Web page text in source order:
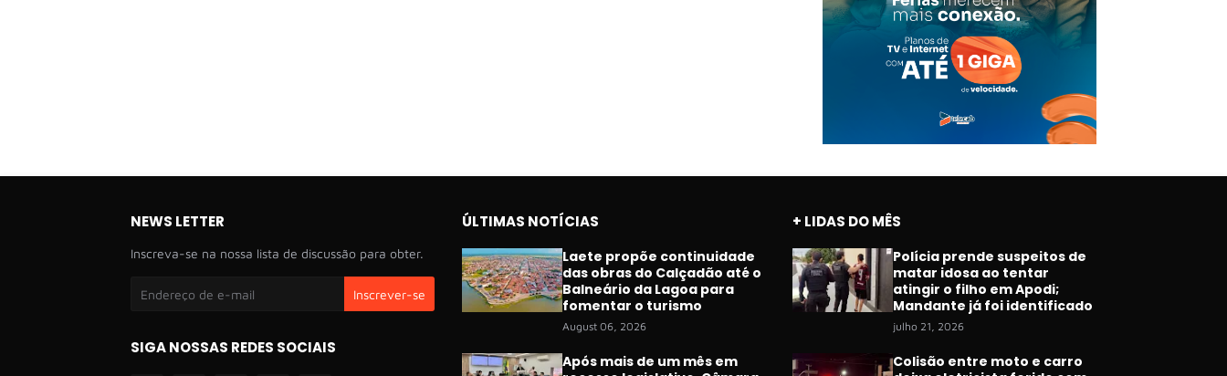
NEWS LETTER
Inscreva-se na nossa lista de discussão para obter.
SIGA NOSSAS REDES SOCIAIS
ÚLTIMAS NOTÍCIAS
Laete propõe continuidade
das obras do Calçadão até o
Balneário da Lagoa para
fomentar o turismo
August 06, 2026
Após mais de um mês em
+ LIDAS DO MÊS
Polícia prende suspeitos de
matar idosa ao tentar
atingir o filho em Apodi;
Mandante já foi identificado
julho 21, 2026
Colisão entre moto e carro